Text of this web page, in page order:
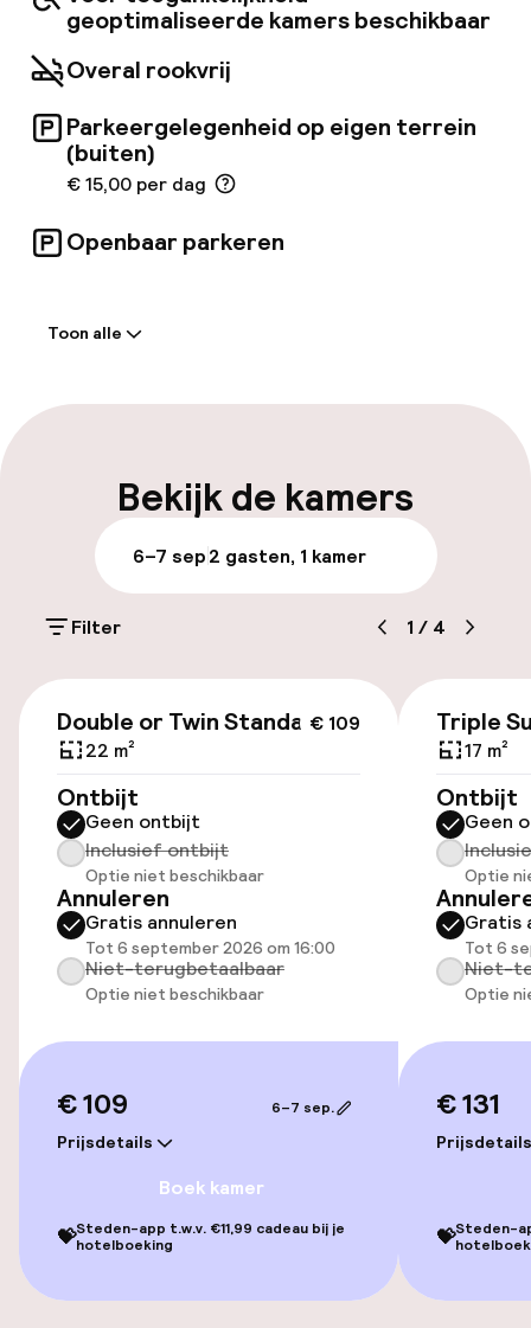
zorgt ervoor dat u zich direct thuisvoelt.
geoptimaliseerde kamers beschikbaar
Overal rookvrij
Parkeergelegenheid op eigen terrein
(buiten)
€ 15,00 per dag
Openbaar parkeren
Self-service inchecken (kiosk)
Vroeg uitchecken mogelijk
Laat uitchecken mogelijk
Meertalige medewerkers
Parkeergelegenheid op eigen terrein
(buiten)
€ 15,00 per dag
Openbaar parkeren
Fietsenstalling
Fietsen beschikbaar
Toegankelijkheid
Overal rolstoeltoegankelijk
Lift
Toon alle
Bekijk de kamers
6–7 sep2 gasten, 1 kamer
Filter 1 / 4
€ 109
Double or Twin Standard
22 m²
Ontbijt
Geen ontbijt
Inclusief ontbijt
Optie niet beschikbaar
Annuleren
Gratis annuleren
Tot 6 september 2026 om 16:00
Niet-terugbetaalbaar
Optie niet beschikbaar
€ 109
Prijsdetails
6–7 sep.
Boek kamer
💝Steden-app t.w.v. €11,99 cadeau bij je
hotelboeking
Triple
17 m²
Ontbijt
Geen
Optie
Gratis
Tot 6
Niet-
Optie
€ 131
Prijsdetails
💝Steden-